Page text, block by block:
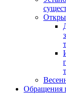
Обращения